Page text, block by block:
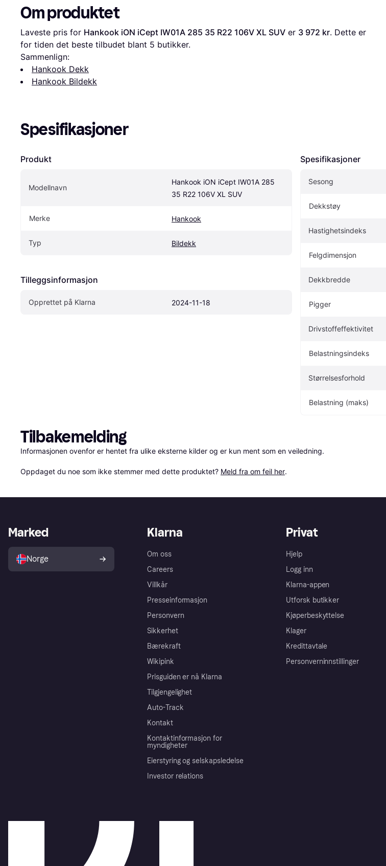
Om produktet
Laveste pris for Hankook iON iCept IW01A 285 35 R22 106V XL SUV er 3 972 kr. Dette er
for tiden det beste tilbudet blant 5 butikker.
Sammenlign:
Hankook Dekk
Hankook Bildekk
Spesifikasjoner
Produkt
Modellnavn
Hankook iON iCept IW01A 285
35 R22 106V XL SUV
Merke Hankook
Typ Bildekk
Tilleggsinformasjon
Opprettet på Klarna 2024-11-18
Spesifikasjoner
Sesong
Dekkstøy
Hastighetsindeks
Felgdimensjon
Dekkbredde
Pigger
Drivstoffeffektivitet
Belastningsindeks
Størrelsesforhold
Belastning (maks)
Tilbakemelding
Informasjonen ovenfor er hentet fra ulike eksterne kilder og er kun ment som en veiledning.
Oppdaget du noe som ikke stemmer med dette produktet? Meld fra om feil her.
Klarna
Om oss
Careers
Villkår
Presseinformasjon
Personvern
Sikkerhet
Bærekraft
Wikipink
Prisguiden er nå Klarna
Tilgjengelighet
Auto-Track
Kontakt
Kontaktinformasjon for
myndigheter
Eierstyring og selskapsledelse
Investor relations
Privat
Hjelp
Logg inn
Klarna-appen
Utforsk butikker
Kjøperbeskyttelse
Klager
Kredittavtale
Personverninnstillinger
Marked
Norge